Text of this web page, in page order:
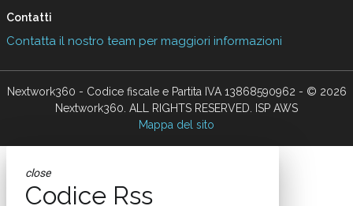
Contatti
Contatta il nostro team per maggiori informazioni
Nextwork360 - Codice fiscale e Partita IVA 13868590962 - © 2026
Nextwork360. ALL RIGHTS RESERVED. ISP AWS
Mappa del sito
close
Codice Rss